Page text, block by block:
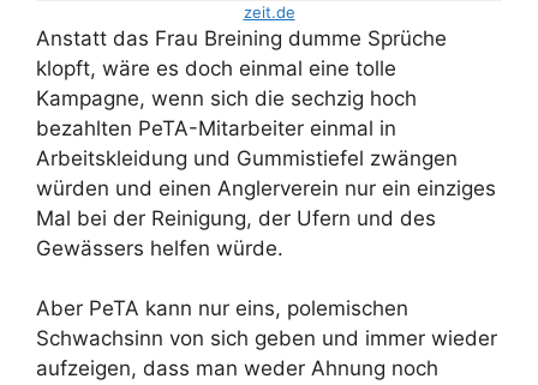
zeit.de
Anstatt das Frau Breining dumme Sprüche
klopft, wäre es doch einmal eine tolle
Kampagne, wenn sich die sechzig hoch
bezahlten PeTA-Mitarbeiter einmal in
Arbeitskleidung und Gummistiefel zwängen
würden und einen Anglerverein nur ein einziges
Mal bei der Reinigung, der Ufern und des
Gewässers helfen würde.
Aber PeTA kann nur eins, polemischen
Schwachsinn von sich geben und immer wieder
aufzeigen, dass man weder Ahnung noch